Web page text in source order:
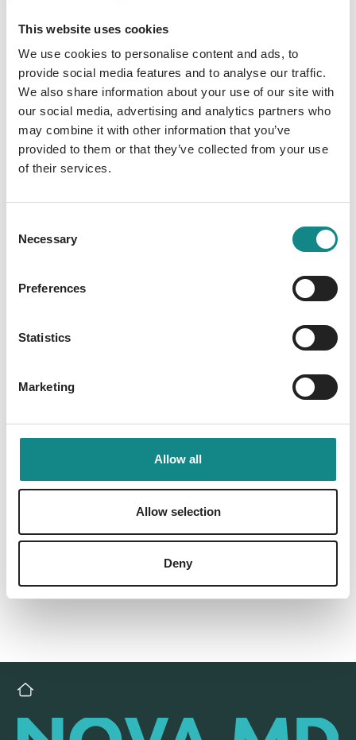
This website uses cookies
We use cookies to personalise content and ads, to
provide social media features and to analyse our traffic.
We also share information about your use of our site with
our social media, advertising and analytics partners who
may combine it with other information that you’ve
provided to them or that they’ve collected from your use
of their services.
Selection
Necessary
Preferences
Statistics
Marketing
Allow all
Allow selection
Deny
Durchdrücken des Stiftes oder ein
Durchscheinen der Farben zu verhindern.
Dadurch eignet sich das Ausmalbuch für
nahezu alle Stifte sowie Wasser- und
Acrylfarben. Die Spiralbindung ermöglicht ein
wölbungsfreies Aufklappen des Malbuches
und einzelne Bilder können bei Bedarf aus
dem Buch herausgetrennt werden. Alle
Kolorieren, Kreativ werden und Entspannen!
Back to overview